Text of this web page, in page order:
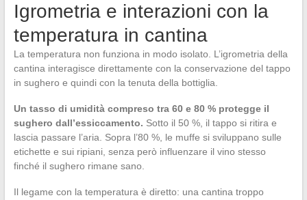
Igrometria e interazioni con la
temperatura in cantina
La temperatura non funziona in modo isolato. L’igrometria della
cantina interagisce direttamente con la conservazione del tappo
in sughero e quindi con la tenuta della bottiglia.
Un tasso di umidità compreso tra 60 e 80 % protegge il
sughero dall’essiccamento. Sotto il 50 %, il tappo si ritira e
lascia passare l’aria. Sopra l’80 %, le muffe si sviluppano sulle
etichette e sui ripiani, senza però influenzare il vino stesso
finché il sughero rimane sano.
Il legame con la temperatura è diretto: una cantina troppo